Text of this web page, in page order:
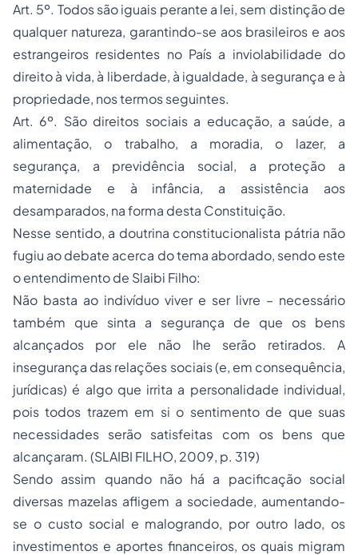
Art. 5º. Todos são iguais perante a lei, sem distinção de
qualquer natureza, garantindo-se aos brasileiros e aos
estrangeiros residentes no País a inviolabilidade do
direito à vida, à liberdade, à igualdade, à segurança e à
propriedade, nos termos seguintes.
Art. 6º. São direitos sociais a educação, a saúde, a
alimentação, o trabalho, a moradia, o lazer, a
segurança, a previdência social, a proteção a
maternidade e à infância, a assistência aos
desamparados, na forma desta Constituição.
Nesse sentido, a doutrina constitucionalista pátria não
fugiu ao debate acerca do tema abordado, sendo este
o entendimento de Slaibi Filho:
Não basta ao indivíduo viver e ser livre – necessário
também que sinta a segurança de que os bens
alcançados por ele não lhe serão retirados. A
insegurança das relações sociais (e, em consequência,
jurídicas) é algo que irrita a personalidade individual,
pois todos trazem em si o sentimento de que suas
necessidades serão satisfeitas com os bens que
alcançaram. (SLAIBI FILHO, 2009, p. 319)
Sendo assim quando não há a pacificação social
diversas mazelas afligem a sociedade, aumentando-
se o custo social e malogrando, por outro lado, os
investimentos e aportes financeiros, os quais migram